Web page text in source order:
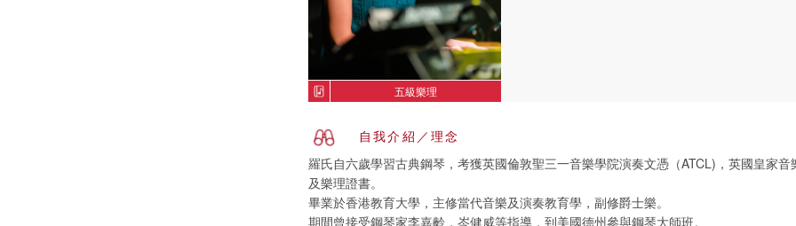
五級樂理
自我介紹／理念
羅氏自六歲學習古典鋼琴，考獲英國倫敦聖三一音樂學院演奏文憑（ATCL)，英國皇家音
及樂理證書。
畢業於香港教育大學，主修當代音樂及演奏教育學，副修爵士樂。
期間曾接受鋼琴家李嘉齡，岑健威等指導，到美國德州參與鋼琴大師班。